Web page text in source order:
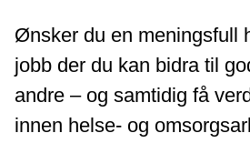
Ønsker du en meningsfull
jobb der du kan bidra til
andre – og samtidig få
innen helse- og